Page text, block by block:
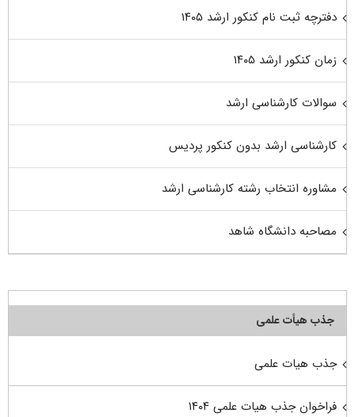
دفترچه ثبت نام کنکور ارشد ۱۴۰۵
زمان کنکور ارشد ۱۴۰۵
سوالات کارشناسی ارشد
کارشناسی ارشد بدون کنکور پردیس
مشاوره انتخاب رشته کارشناسی ارشد
مصاحبه دانشگاه شاهد
جذب هیأت علمی
جذب هیات علمی
فراخوان جذب هیات علمی ۱۴۰۴